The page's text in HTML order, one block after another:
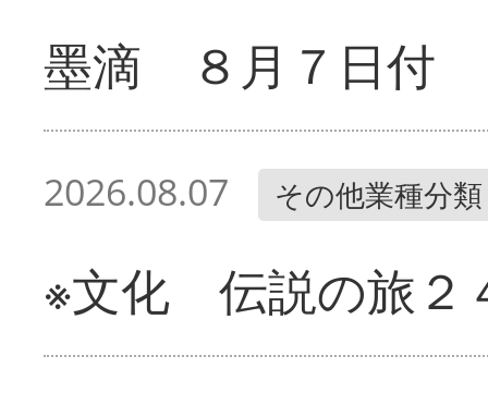
墨滴 ８月７日付
2026.08.07 その他業種分類
※文化 伝説の旅２